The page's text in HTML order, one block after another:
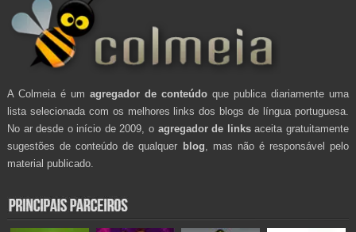
A Colmeia é um agregador de conteúdo que publica diariamente uma
lista selecionada com os melhores links dos blogs de língua portuguesa.
No ar desde o início de 2009, o agregador de linksaceita gratuitamente
sugestões de conteúdo de qualquer blog , mas não é responsável pelo
material publicado.